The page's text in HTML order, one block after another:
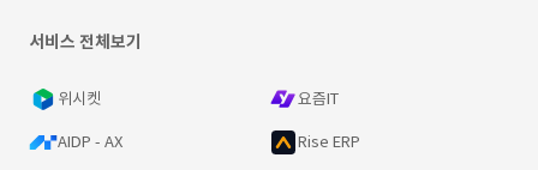
서비스 전체보기
위시켓 요즘IT
AIDP - AX Rise ERP